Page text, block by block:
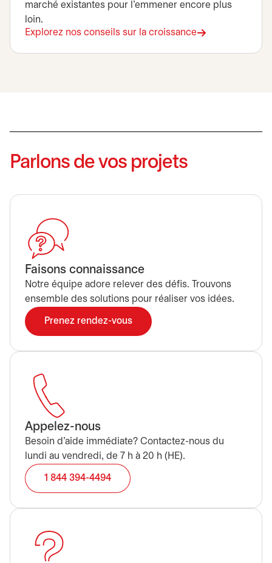
marché existantes pour l’emmener encore plus
loin.
Explorez nos conseils sur la croissance
Parlons de vos projets
Faisons connaissance
Notre équipe adore relever des défis. Trouvons
ensemble des solutions pour réaliser vos idées.
Prenez rendez-vouss’ouvre dans un nouvel onglet
Appelez-nous
Besoin d’aide immédiate? Contactez-nous du
lundi au vendredi, de 7 h à 20 h (HE).
1 844 394-4494